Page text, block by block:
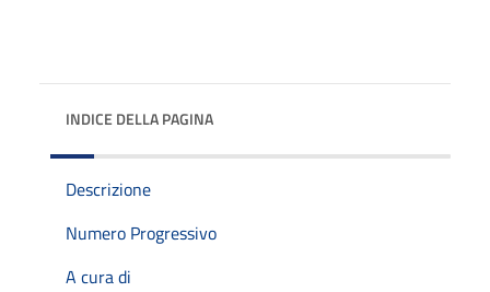
INDICE DELLA PAGINA
Descrizione
Numero Progressivo
A cura di